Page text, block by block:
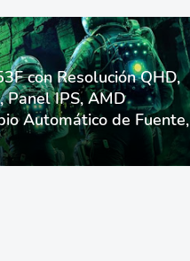
con Resolución QHD,
Panel IPS, AMD
Automático de Fuente,